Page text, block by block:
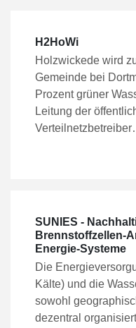
H2HoWi
Holzwickede wird
Gemeinde bei
Prozent grüner
Leitung der
SUNIES -
Brennstoffzellen-
Energie-Systeme
Die
Kälte) und die
sowohl
dezentral